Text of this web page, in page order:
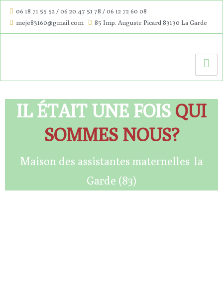
06 18 71 55 52 / 06 20 47 51 78 / 06 12 72 60 08
meje83160@gmail.com
85 Imp. Auguste Picard 83130 La Garde
IL ÉTAIT UNE FOIS QUI
SOMMES NOUS?
Maison des assistantes maternelles la
Garde (83)